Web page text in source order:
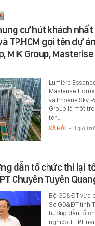
cư hút khách
TP.HCM gọi tên dự
MIK Group,
Lumière
Masterise
và Imperia Sky
Group là một
tên…
XÃ HỘI - 1 giờ
dẫn tổ chức thi lại
Chuyên Tuyên
Bộ GD&ĐT vừa
Sở GD&ĐT tỉnh
hướng dẫn tổ
nghiệp THPT